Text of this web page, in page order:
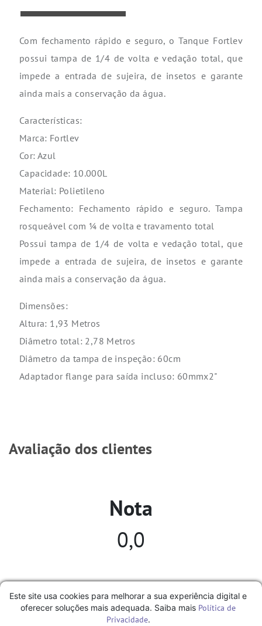
Com fechamento rápido e seguro, o Tanque Fortlev
possui tampa de 1/4 de volta e vedação total, que
impede a entrada de sujeira, de insetos e garante
ainda mais a conservação da água.
Características:
Marca: Fortlev
Cor: Azul
Capacidade: 10.000L
Material: Polietileno
Fechamento: Fechamento rápido e seguro. Tampa
rosqueável com ¼ de volta e travamento total
Possui tampa de 1/4 de volta e vedação total, que
impede a entrada de sujeira, de insetos e garante
ainda mais a conservação da água.
Dimensões:
Altura: 1,93 Metros
Diâmetro total: 2,78 Metros
Diâmetro da tampa de inspeção: 60cm
Adaptador flange para saída incluso: 60mmx2"
Avaliação dos clientes
Nota
0,0
Muito bom
Este site usa cookies para melhorar a sua experiência digital e
oferecer soluções mais adequada. Saiba mais Política de
Privacidade.